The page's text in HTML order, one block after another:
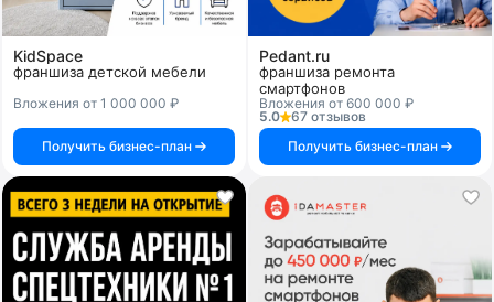
KidSpace
франшиза детской мебели
Вложения от 1 000 000 ₽
Получить бизнес-план
Pedant.ru
франшиза ремонта
смартфонов
Вложения от 600 000 ₽
5.0
67 отзывов
Получить бизнес-план